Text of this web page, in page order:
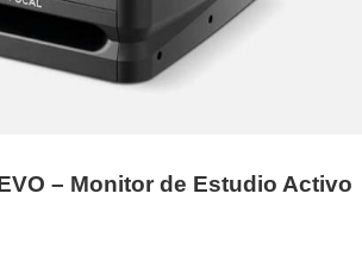
– Monitor de Estudio Activo